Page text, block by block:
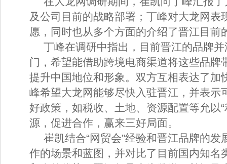
及公司目前的战略部署；丁峰对大龙网表
愿，同时也从多个方面的介绍了晋江目前
丁峰在调研中指出，目前晋江的品牌
门，希望能借助跨境电商渠道将这些品牌
提升中国地位和形象。双方互相表达了加
峰希望大龙网能够尽快入驻晋江，并表示
好政策，如税收、土地、资源配置等允以
源，促进合作，赢来三好局面。
崔凯结合“网贸会”经验和晋江品牌的
作的场景和蓝图，并对比了目前国内知名